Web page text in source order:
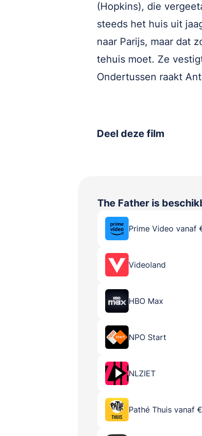
(Hopkins), die
steeds het huis uit
naar Parijs, maar dat
tehuis moet. Ze
Ondertussen raakt
Deel deze film
The Father is
Prime Video vanaf
Videoland
HBO Max
NPO Start
NLZIET
Pathé Thuis vanaf